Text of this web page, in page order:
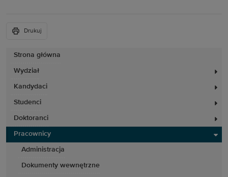
Strona główna
Wydział
Kandydaci
Studenci
Doktoranci
Pracownicy
Administracja
Dokumenty wewnętrzne
Drukuj